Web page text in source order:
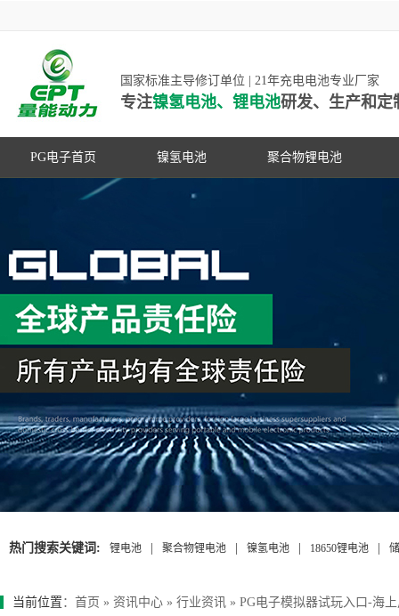
国家标准主导修订单位 | 21年充电电池专业厂家
专注镍氢电池、锂电池研发、生产和定
PG电子首页 镍氢电池 聚合物锂电池
高容量镍氢电池
超低自放电镍氢电池
动力镍氢电池
常规镍氢电池
PG游戏官网是镍氢电池国家标准主导
修订单位，并参与多项锂电池行业国
家标准的制定
热门搜索关键词: 锂电池 聚合物锂电池 镍氢电池 18650锂电池
当前位置 ： 首页 » 资讯中心 » 行业资讯 » PG电子模拟器试玩入口-海